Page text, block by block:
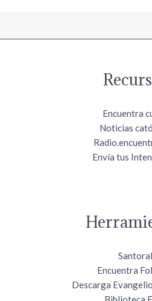
Encuentra
Noticias
Envía tus
Santoral
Encuentra
Descarga